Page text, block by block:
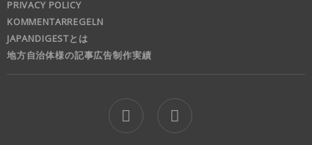
PRIVACY POLICY
KOMMENTARREGELN
JAPANDIGESTとは
地方自治体様の記事広告制作実績